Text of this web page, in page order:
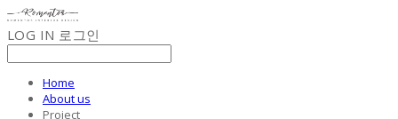
LOG IN 로그인
Home
About us
Project